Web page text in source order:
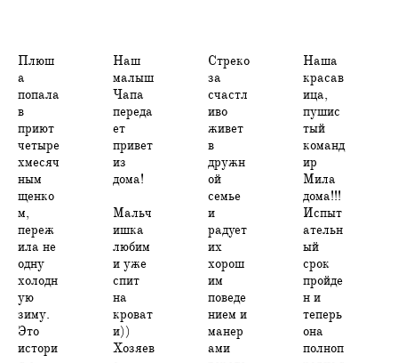
Плюш
а
попала
в
приют
четыре
хмесяч
ным
щенко
м,
переж
ила не
одну
холодн
ую
зиму.
Это
истори
Наш
малыш
Чапа
переда
ет
привет
из
дома!
Мальч
ишка
любим
и уже
спит
на
кроват
и))
Хозяев
Стреко
за
счастл
иво
живет
в
дружн
ой
семье
и
радует
их
хорош
им
поведе
нием и
манер
ами
Наша
красав
ица,
пушис
тый
команд
ир
Мила
дома!!!
Испыт
ательн
ый
срок
пройде
н и
теперь
она
полноп